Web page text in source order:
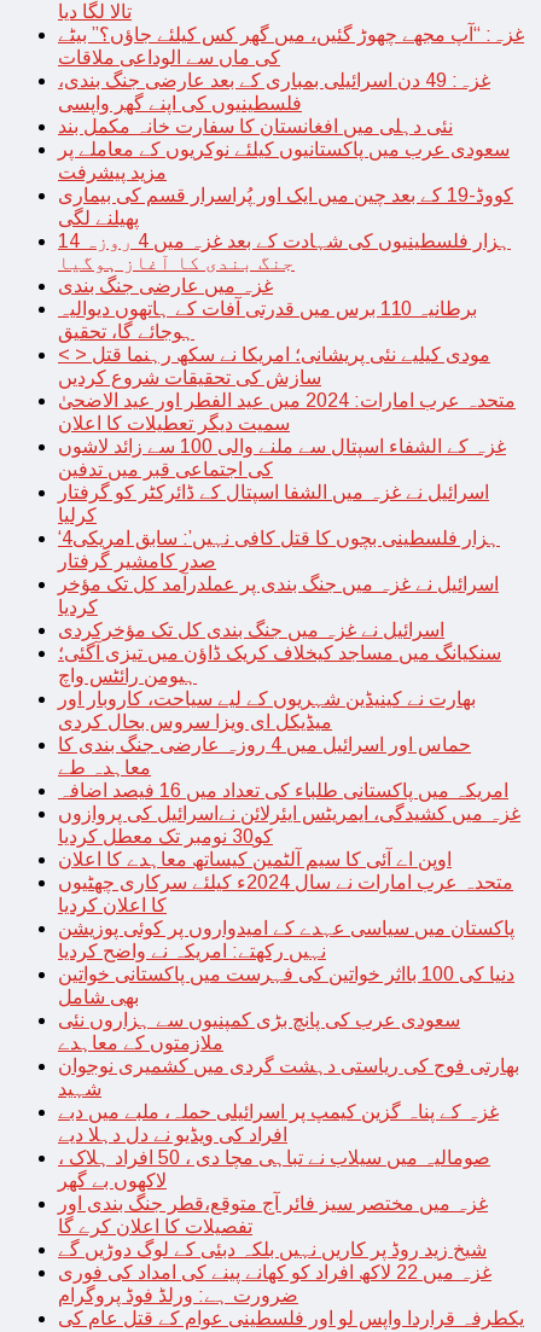
تالا لگا دیا
غزہ: “آپ مجھے چھوڑ گئیں، میں گھر کس کیلئے جاؤں؟” بیٹے
کی ماں سے الوداعی ملاقات
غزہ: 49 دن اسرائیلی بمباری کے بعد عارضی جنگ بندی،
فلسطینیوں کی اپنے گھر واپسی
نئی دہلی میں افغانستان کا سفارت خانہ مکمل بند
سعودی عرب میں پاکستانیوں کیلئے نوکریوں کے معاملے پر
مزید پیشرفت
کووڈ-19 کے بعد چین میں ایک اور پُراسرار قسم کی بیماری
پھیلنے لگی
14 ہزار فلسطینیوں کی شہادت کے بعد غزہ میں 4 روزہ
جنگ بندی کا آغاز ہوگیا
غزہ میں عارضی جنگ بندی
برطانیہ 110 برس میں قدرتی آفات کے ہاتھوں دیوالیہ
ہوجائے گا، تحقیق
< > مودی کیلیے نئی پریشانی؛ امریکا نے سکھ رہنما قتل
سازش کی تحقیقات شروع کردیں
متحدہ عرب امارات: 2024 میں عید الفطر اور عید الاضحیٰ
سمیت دیگر تعطیلات کا اعلان
غزہ کے الشفاء اسپتال سے ملنے والی 100 سے زائد لاشوں
کی اجتماعی قبر میں تدفین
اسرائیل نے غزہ میں الشفا اسپتال کے ڈائرکٹر کو گرفتار
کرلیا
‘4ہزار فلسطینی بچوں کا قتل کافی نہیں’: سابق امریکی
صدر کامشیر گرفتار
اسرائیل نے غزہ میں جنگ بندی پر عملدرآمد کل تک مؤخر
کردیا
اسرائیل نے غزہ میں جنگ بندی کل تک مؤخرکردی
سنکیانگ میں مساجد کیخلاف کریک ڈاؤن میں تیزی آگئی؛
ہیومن رائٹس واچ
بھارت نے کینیڈین شہریوں کے لیے سیاحت، کاروبار اور
میڈیکل ای ویزا سروس بحال کردی
حماس اور اسرائیل میں 4 روزہ عارضی جنگ بندی کا
معاہدہ طے
امریکہ میں پاکستانی طلباء کی تعداد میں 16 فیصد اضافہ
غزہ میں کشیدگی، ایمریٹس ایئرلائن نےاسرائیل کی پروازوں
کو30 نومبر تک معطل کردیا
اوپن اے آئی کا سیم آلٹمین کیساتھ معاہدے کا اعلان
متحدہ عرب امارات نے سال 2024ء کیلئے سرکاری چھٹیوں
کا اعلان کردیا
پاکستان میں سیاسی عہدے کے امیدواروں پر کوئی پوزیشن
نہیں رکھتے: امریکہ نے واضح کردیا
دنیا کی 100 بااثر خواتین کی فہرست میں پاکستانی خواتین
بھی شامل
سعودی عرب کی پانچ بڑی کمپنیوں سے ہزاروں نئی
ملازمتوں کے معاہدے
بھارتی فوج کی ریاستی دہشت گردی میں کشمیری نوجوان
شہید
غزہ کے پناہ گزین کیمپ پر اسرائیلی حملہ، ملبے میں دبے
افراد کی ویڈیو نے دل دہلا دیے
صومالیہ میں سیلاب نے تباہی مچا دی ، 50 افراد ہلاک ،
لاکھوں بے گھر
غزہ میں مختصر سیز فائر آج متوقع،قطر جنگ بندی اور
تفصیلات کا اعلان کرے گا
شیخ زید روڈ پر کاریں نہیں بلکہ دبئی کے لوگ دوڑیں گے
غزہ میں 22 لاکھ افراد کو کھانے پینے کی امداد کی فوری
ضرورت ہے: ورلڈ فوڈ پروگرام
یکطرفہ قراردا واپس لو اور فلسطینی عوام کے قتل عام کی